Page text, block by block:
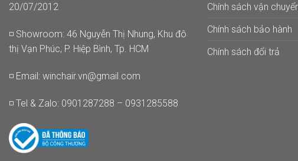
20/07/2012
◽ Showroom: 46 Nguyễn Thị Nhung, Khu đô
thị Vạn Phúc, P. Hiệp Bình, Tp. HCM
◽ Email: winchair.vn@gmail.com
◽ Tel & Zalo: 0901287288 – 0931285588
Chính sách vận
Chính sách bảo hành
Chính sách đổi trả